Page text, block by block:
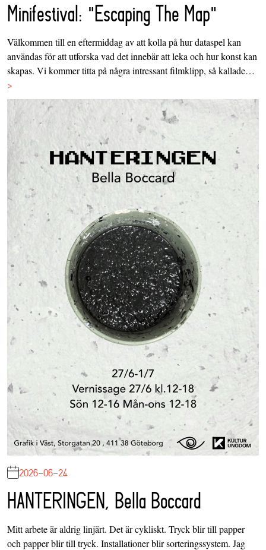
Minifestival: "Escaping The Map"
Välkommen till en eftermiddag av att kolla på hur dataspel kan
användas för att utforska vad det innebär att leka och hur konst kan
skapas. Vi kommer titta på några intressant filmklipp, så kallade…
>
2026-06-24
HANTERINGEN, Bella Boccard
Mitt arbete är aldrig linjärt. Det är cykliskt. Tryck blir till papper
och papper blir till tryck. Installationer blir sorteringssystem. Jag